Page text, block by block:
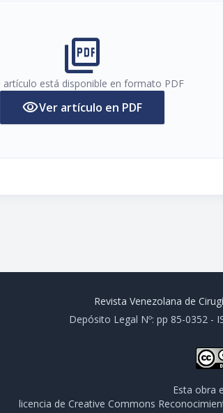
picture_as_pdf
artículo está disponible en formato PDF
visibilityVer artículo en PDF
Revista Venezolana de
Depósito Legal Nº: pp 85-0352 -
Esta obra
licencia de Creative Commons